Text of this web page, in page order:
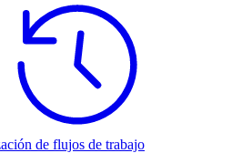
de flujos de trabajo